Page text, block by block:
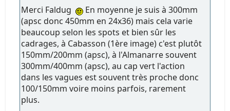
Merci Faldug
En moyenne je suis à 300mm
(apsc donc 450mm en 24x36) mais cela varie
beaucoup selon les spots et bien sûr les
cadrages, à Cabasson (1ère image) c'est plutôt
150mm/200mm (apsc), à l'Almanarre souvent
300mm/400mm (apsc), au cap vert l'action
dans les vagues est souvent très proche donc
100/150mm voire moins parfois, rarement
plus.